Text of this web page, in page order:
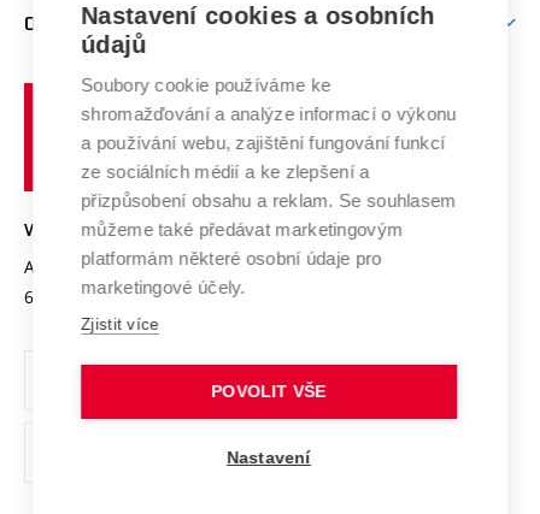
E-přihláška
Doktorské studium
Podpora podnikání
Mezinárodní vědecká rada
Systém zajišťování kvality výzkumu
Výzkumné infrastruktury
Transfer znalostí
Open Science
Projekty
Projekty ze strukturálních fondů
Specifický výzkum
Zahraniční spolupráce
Spolupráce se školami
Služby univerzity
Mezinárodní dohody
Univerzitní sítě
O UNIVERZITĚ
Profil univerzity
Udržitelná univerzita
Podnikavá univerzita / ContriBUTe
Bezpečná univerzita
Vyznamenání
Organizační struktura
Ochrana osobních údajů
odkaz)
učení
technické
VYSOKÉ UČENÍ TECHNICKÉ V BRNĚ
Antonínská 548/1
602 00 Brno
www.vut.cz
vut@vutbr.cz
Nastavení cookies a osobních
údajů
Soubory cookie používáme ke
shromažďování a analýze informací o výkonu
a používání webu, zajištění fungování funkcí
ze sociálních médií a ke zlepšení a
přizpůsobení obsahu a reklam. Se souhlasem
můžeme také předávat marketingovým
platformám některé osobní údaje pro
marketingové účely.
Zjistit více
POVOLIT VŠE
Nastavení